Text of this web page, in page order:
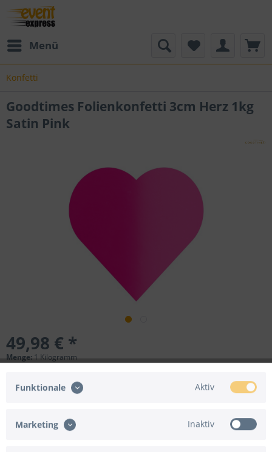
Menü
Konfetti
Goodtimes Folienkonfetti 3cm Herz 1kg
Satin Pink
49,98 € *
Menge: 1 Kilogramm
Sofort versandfertig, Lieferzeit ca. 1-3 Werktage*
Funktionale Aktiv
Marketing Inaktiv